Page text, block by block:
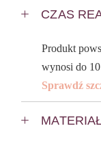
CZAS
Produkt
wynosi do
Sprawdź